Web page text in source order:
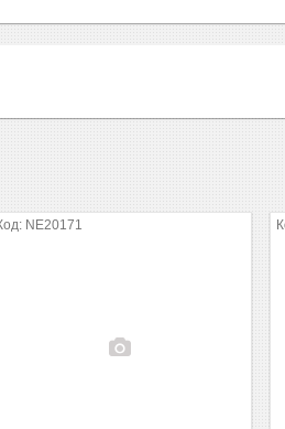
NE20171